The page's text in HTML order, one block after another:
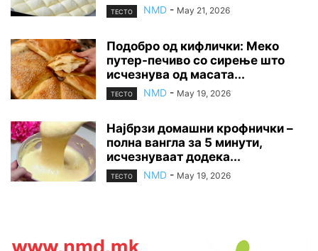
ТЕСТО NMD - May 21, 2026
Подобро од кифлички: Меко
путер-печиво со сирење што
исчезнува од масата...
ТЕСТО NMD - May 19, 2026
Најбрзи домашни крофнички –
полна вангла за 5 минути,
исчезнуваат додека...
ТЕСТО NMD - May 19, 2026